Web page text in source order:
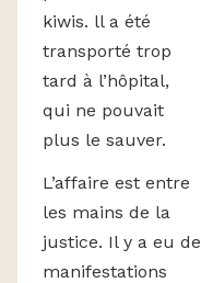
kiwis. ll a été
transporté trop
tard à l’hôpital,
qui ne pouvait
plus le sauver.
L’affaire est entre
les mains de la
justice. Il y a eu de
manifestations